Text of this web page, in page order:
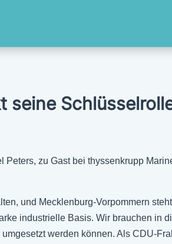
seine
zu Gast bei thyssenkrupp
und Mecklenburg-Vorpommern
industrielle Basis. Wir brauchen in
werden können. Als CDU-